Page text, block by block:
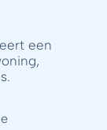
een